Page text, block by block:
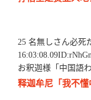
25 名無しさん必死
お釈迦様「中国語
释迦牟尼「我不懂